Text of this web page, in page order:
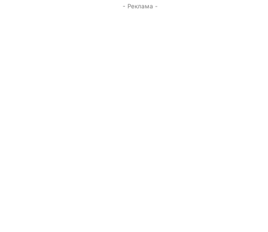
- Реклама -